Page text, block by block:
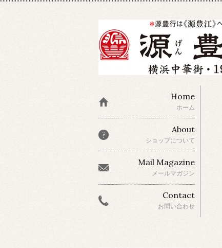
Home
ホーム
About
ショップについて
Mail Magazine
メールマガジン
Contact
お問い合わせ